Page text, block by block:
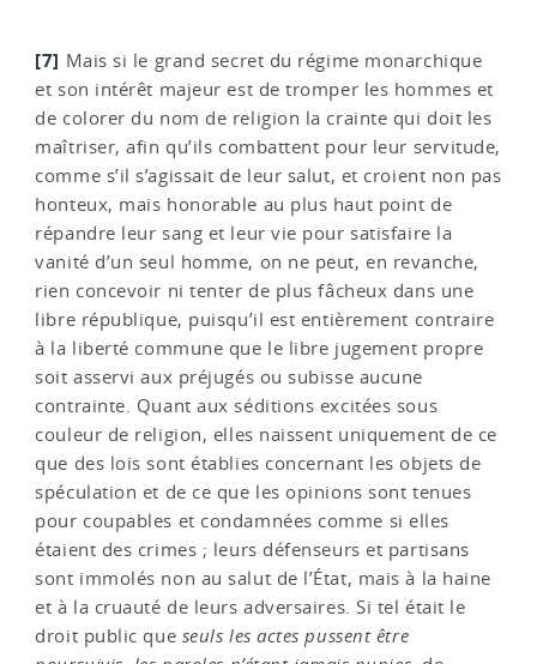
[7] Mais si le grand secret du régime monarchique
et son intérêt majeur est de tromper les hommes et
de colorer du nom de religion la crainte qui doit les
maîtriser, afin qu’ils combattent pour leur servitude,
comme s’il s’agissait de leur salut, et croient non pas
honteux, mais honorable au plus haut point de
répandre leur sang et leur vie pour satisfaire la
vanité d’un seul homme, on ne peut, en revanche,
rien concevoir ni tenter de plus fâcheux dans une
libre république, puisqu’il est entièrement contraire
à la liberté commune que le libre jugement propre
soit asservi aux préjugés ou subisse aucune
contrainte. Quant aux séditions excitées sous
couleur de religion, elles naissent uniquement de ce
que des lois sont établies concernant les objets de
spéculation et de ce que les opinions sont tenues
pour coupables et condamnées comme si elles
étaient des crimes ; leurs défenseurs et partisans
sont immolés non au salut de l’État, mais à la haine
et à la cruauté de leurs adversaires. Si tel était le
droit public que seuls les actes pussent être